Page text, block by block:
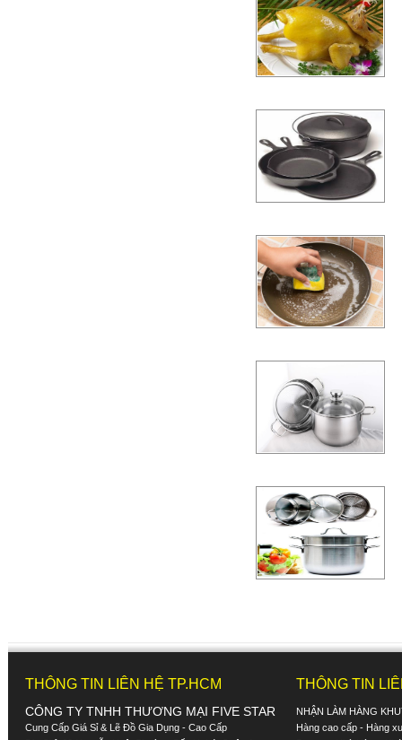
THÔNG TIN LIÊN HỆ TP.HCM
CÔNG TY TNHH THƯƠNG MẠI FIVE STAR
Cung Cấp Giá Sỉ & Lẽ Đồ Gia Dụng - Cao Cấp
THÔNG TIN
NHẬN LÀM HÀNG
Hàng cao cấp - Hàng